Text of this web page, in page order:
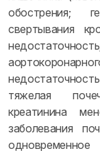
обострения;
свертывания
тяжелая
креатинина
заболевания